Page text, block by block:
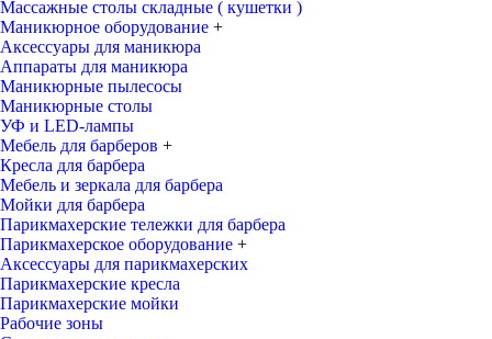
Массажные столы складные ( кушетки )
Маникюрное оборудование +
Аксессуары для маникюра
Аппараты для маникюра
Маникюрные пылесосы
Маникюрные столы
УФ и LED-лампы
Мебель для барберов +
Кресла для барбера
Мебель и зеркала для барбера
Мойки для барбера
Парикмахерские тележки для барбера
Парикмахерское оборудование +
Аксессуары для парикмахерских
Парикмахерские кресла
Парикмахерские мойки
Рабочие зоны